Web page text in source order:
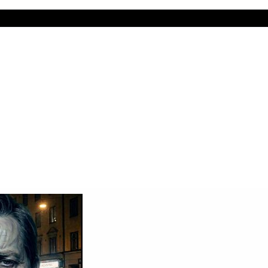
hon berättar om mötet med den s.k. Obducenten i
när Olof Palme mördades i Stockholm, trots att de